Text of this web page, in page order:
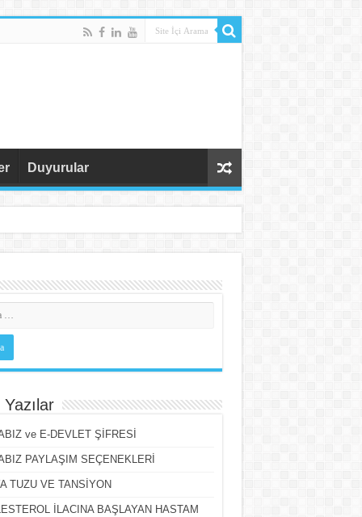
Duyurular
ve E-DEVLET ŞİFRESİ
PAYLAŞIM SEÇENEKLERİ
TUZU VE TANSİYON
İLACINA BAŞLAYAN HASTAM